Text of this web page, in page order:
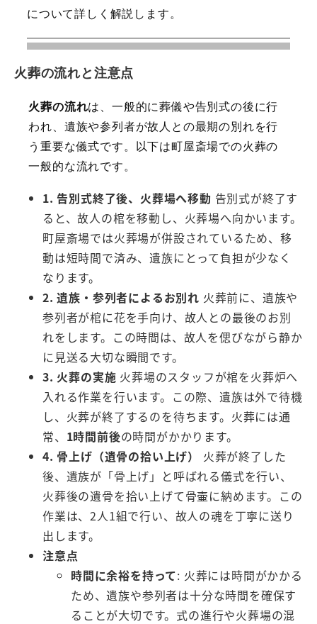
について詳しく解説します。
火葬の流れと注意点
火葬の流れは、一般的に葬儀や告別式の後に行
われ、遺族や参列者が故人との最期の別れを行
う重要な儀式です。以下は町屋斎場での火葬の
一般的な流れです。
1. 告別式終了後、火葬場へ移動 告別式が終了す
ると、故人の棺を移動し、火葬場へ向かいます。
町屋斎場では火葬場が併設されているため、移
動は短時間で済み、遺族にとって負担が少なく
なります。
2. 遺族・参列者によるお別れ 火葬前に、遺族や
参列者が棺に花を手向け、故人との最後のお別
れをします。この時間は、故人を偲びながら静か
に見送る大切な瞬間です。
3. 火葬の実施 火葬場のスタッフが棺を火葬炉へ
入れる作業を行います。この際、遺族は外で待機
し、火葬が終了するのを待ちます。火葬には通
常、 1時間前後の時間がかかります。
4. 骨上げ（遺骨の拾い上げ）
火葬が終了した
後、遺族が「骨上げ」と呼ばれる儀式を行い、
火葬後の遺骨を拾い上げて骨壷に納めます。この
作業は、2人1組で行い、故人の魂を丁寧に送り
出します。
注意点
時間に余裕を持って: 火葬には時間がかかる
ため、遺族や参列者は十分な時間を確保す
ることが大切です。式の進行や火葬場の混